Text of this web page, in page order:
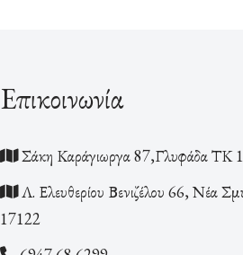
Επικοινωνία
Σάκη Καράγιωργα 87,Γλυφάδα ΤΚ
Λ. Ελευθερίου Βενιζέλου 66, Νέα
17122